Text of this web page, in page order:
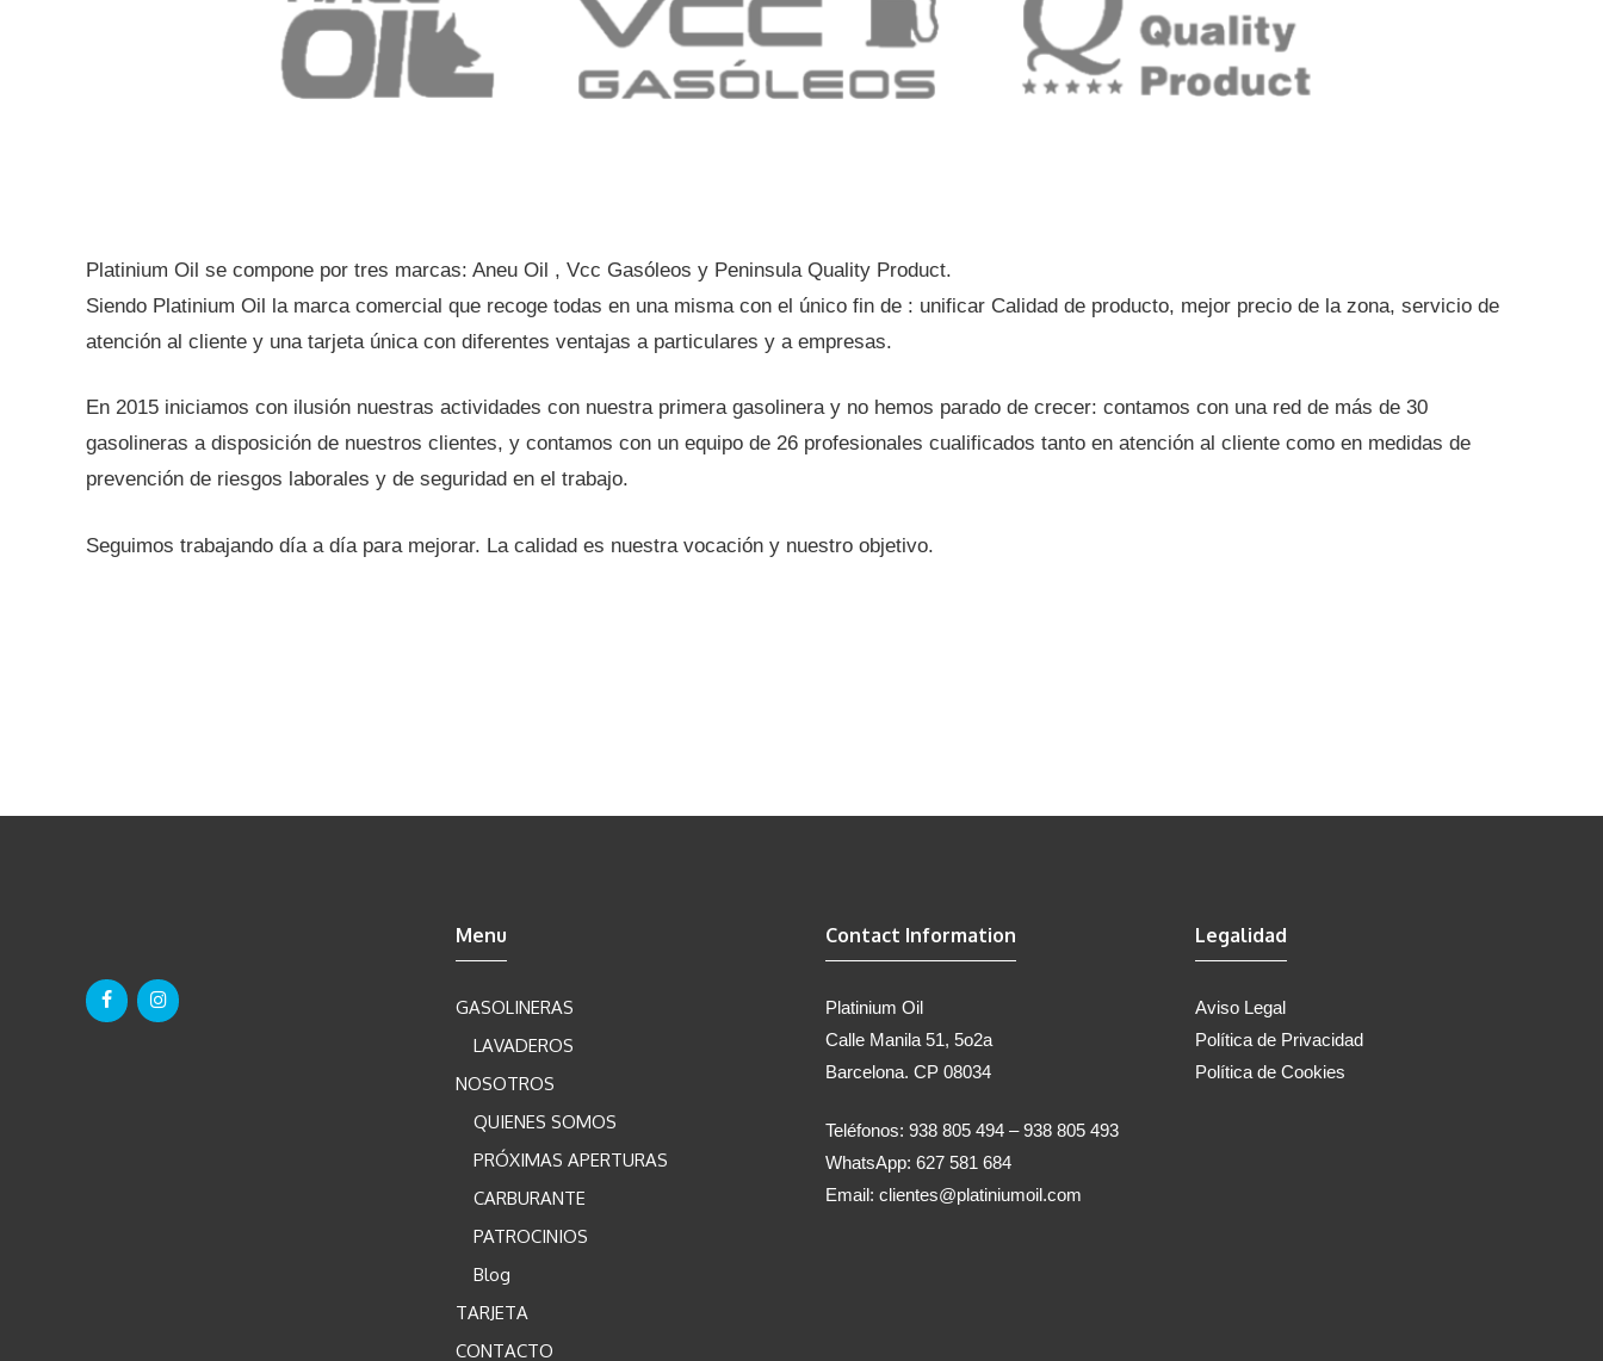
Platinium Oil se compone por tres marcas: Aneu Oil , Vcc Gasóleos y Peninsula Quality Product.
Siendo Platinium Oil la marca comercial que recoge todas en una misma con el único fin de : unificar Calidad de producto, mejor precio de la zona, servicio de
atención al cliente y una tarjeta única con diferentes ventajas a particulares y a empresas.
En 2015 iniciamos con ilusión nuestras actividades con nuestra primera gasolinera y no hemos parado de crecer: contamos con una red de más de 30
gasolineras a disposición de nuestros clientes, y contamos con un equipo de 26 profesionales cualificados tanto en atención al cliente como en medidas de
prevención de riesgos laborales y de seguridad en el trabajo.
Seguimos trabajando día a día para mejorar. La calidad es nuestra vocación y nuestro objetivo.
Menu
GASOLINERAS
LAVADEROS
NOSOTROS
QUIENES SOMOS
PRÓXIMAS APERTURAS
CARBURANTE
PATROCINIOS
Blog
TARJETA
CONTACTO
Contact Information
Platinium Oil
Calle Manila 51, 5o2a
Barcelona. CP 08034
Teléfonos: 938 805 494 – 938 805 493
WhatsApp: 627 581 684
Email: clientes@platiniumoil.com
Legalidad
Aviso Legal
Política de Privacidad
Política de Cookies